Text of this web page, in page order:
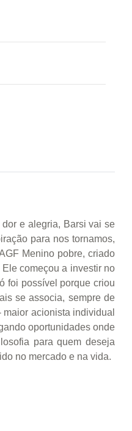
e alegria, Barsi vai se
para nos tornamos,
Menino pobre, criado
começou a investir no
foi possível porque criou
se associa, sempre de
acionista individual
oportunidades onde
para quem deseja
no mercado e na vida.